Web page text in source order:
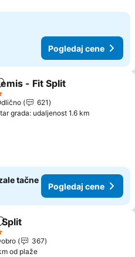
Pogledaj cene
u favorite
- Fit Split
621
grada: udaljenost 1.6 km
tačne
Pogledaj cene
u favorite
367
od plaže